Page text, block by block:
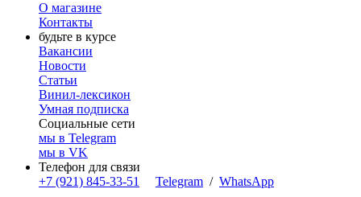
О магазине
Контакты
будьте в курсе
Вакансии
Новости
Статьи
Винил-лексикон
Умная подписка
Социальные сети
мы в Telegram
мы в VK
Телефон для связи
+7 (921) 845-33-51
Telegram / WhatsApp